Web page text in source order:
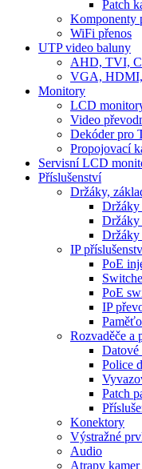
Patch
Komponenty
WiFi přenos
UTP video baluny
AHD, TVI,
VGA,
Monitory
LCD
Video
Dekóder pro
Propojovací
Servisní LCD
Příslušenství
Držáky,
Držáky
Držáky
Držáky
IP
PoE
Switche
PoE
IP
Rozvaděče a
Datové
Police
Patch
Konektory
Výstražné
Audio
Atrapy kamer